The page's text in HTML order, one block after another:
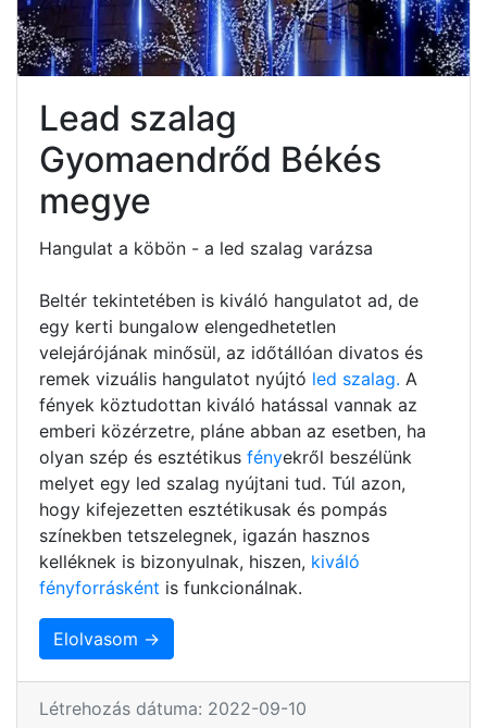
Lead szalag
Gyomaendrőd Békés
megye
Hangulat a köbön - a led szalag varázsa
Beltér tekintetében is kiváló hangulatot ad, de
egy kerti bungalow elengedhetetlen
velejárójának minősül, az időtállóan divatos és
remek vizuális hangulatot nyújtó led szalag. A
fények köztudottan kiváló hatással vannak az
emberi közérzetre, pláne abban az esetben, ha
olyan szép és esztétikus fényekről beszélünk
melyet egy led szalag nyújtani tud. Túl azon,
hogy kifejezetten esztétikusak és pompás
színekben tetszelegnek, igazán hasznos
kelléknek is bizonyulnak, hiszen, kiváló
fényforrásként is funkcionálnak.
Elolvasom →
Létrehozás dátuma: 2022-09-10